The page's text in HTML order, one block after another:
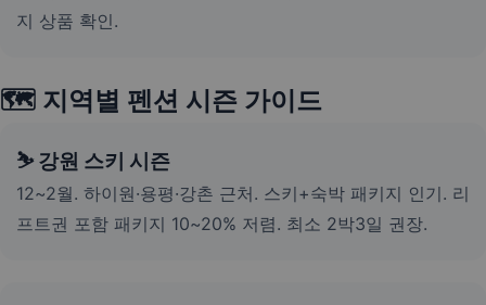
지 상품 확인.
🗺️ 지역별 펜션 시즌 가이드
⛷️ 강원 스키 시즌
12~2월. 하이원·용평·강촌 근처. 스키+숙박 패키지 인기. 리
프트권 포함 패키지 10~20% 저렴. 최소 2박3일 권장.